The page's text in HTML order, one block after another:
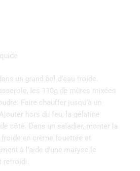
un grand bol d’eau froide.
les 110g de mûres mixées
Faire chauffer jusqu’à un
hors du feu, la gélatine
côté. Dans un saladier, monter la
en crème fouettée et
à l’aide d’une maryse le